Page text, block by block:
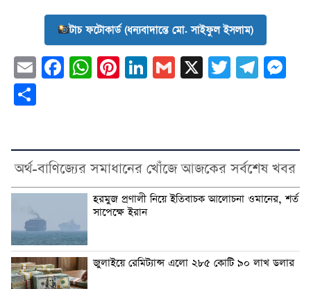
টাচ ফটোকার্ড (ধন্যবাদান্তে মো. সাইফুল ইসলাম)
EmailFacebook
WhatsApp
Pinterest
LinkedIn
Gmail
X Twitter
অর্থ-বাণিজ্যের সমাধানের খোঁজে আজকের সর্বশেষ খবর
হরমুজ প্রণালী নিয়ে ইতিবাচক আলোচনা ওমানের, শর্ত
সাপেক্ষে ইরান
জুলাইয়ে রেমিট্যান্স এলো ২৮৫ কোটি ৯০ লাখ ডলার